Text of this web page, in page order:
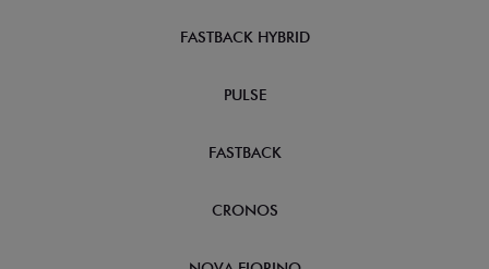
FASTBACK HYBRID
PULSE
FASTBACK
CRONOS